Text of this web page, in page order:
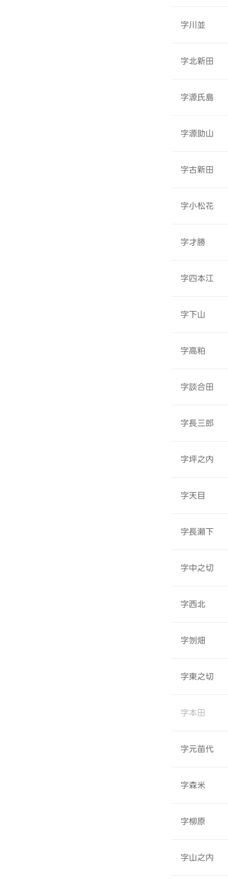
字川並
字北新田
字源氏島
字源助山
字古新田
字小松花
字才勝
字四本江
字下山
字高粕
字談合田
字長三郎
字坪之内
字天目
字長瀬下
字中之切
字西北
字刎畑
字東之切
字本田
字元苗代
字森米
字柳原
字山之内